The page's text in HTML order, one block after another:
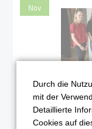
Nov
"Limited
Durch die
mit der
Detaillierte
Cookies auf